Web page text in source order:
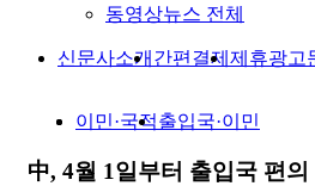
동영상뉴스 전체
신문사소개 간편결제 제휴광고
이민·국적출입국·이민
中, 4월 1일부터 출입국 편의